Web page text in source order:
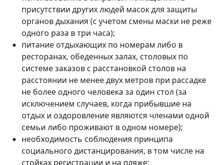
присутствии других людей масок для защиты
органов дыхания (с учетом смены маски не реже
одного раза в три часа);
питание отдыхающих по номерам либо в
ресторанах, обеденных залах, столовых по
системе заказов с расстановкой столов на
расстоянии не менее двух метров при рассадке
не более одного человека за один стол (за
исключением случаев, когда прибывшие на
отдых и оздоровление являются членами одной
семьи либо проживают в одном номере);
необходимость соблюдения принципа
социального дистанцирования, в том числе на
стойках регистрации и на пляже;